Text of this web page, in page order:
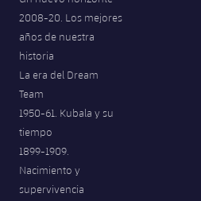
2008-20. Los mejores
años de nuestra
historia
La era del Dream
Team
1950-61. Kubala y su
tiempo
1899-1909.
Nacimiento y
supervivencia